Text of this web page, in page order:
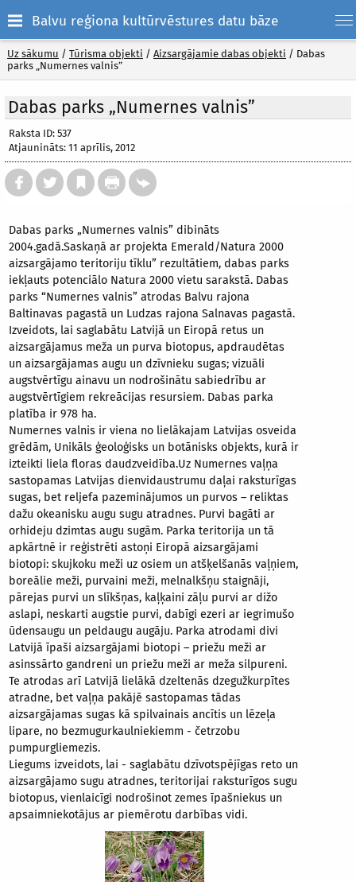
Balvu reģiona kultūrvēstures datu bāze
Uz sākumu / Tūrisma objekti / Aizsargājamie dabas objekti / Dabas
parks „Numernes valnis”
Dabas parks „Numernes valnis”
Raksta ID: 537
Atjaunināts: 11 aprīlis, 2012
Dabas parks „Numernes valnis” dibināts
2004.gadā.Saskaņā ar projekta Emerald/Natura 2000
aizsargājamo teritoriju tīklu” rezultātiem, dabas parks
iekļauts potenciālo Natura 2000 vietu sarakstā. Dabas
parks “Numernes valnis” atrodas Balvu rajona
Baltinavas pagastā un Ludzas rajona Salnavas pagastā.
Izveidots, lai saglabātu Latvijā un Eiropā retus un
aizsargājamus meža un purva biotopus, apdraudētas
un aizsargājamas augu un dzīvnieku sugas; vizuāli
augstvērtīgu ainavu un nodrošinātu sabiedrību ar
augstvērtīgiem rekreācijas resursiem. Dabas parka
platība ir 978 ha.
Numernes valnis ir viena no lielākajam Latvijas osveida
grēdām, Unikāls ģeoloģisks un botānisks objekts, kurā ir
izteikti liela floras daudzveidība.Uz Numernes vaļņa
sastopamas Latvijas dienvidaustrumu daļai raksturīgas
sugas, bet reljefa pazeminājumos un purvos – reliktas
dažu okeanisku augu sugu atradnes. Purvi bagāti ar
orhideju dzimtas augu sugām. Parka teritorija un tā
apkārtnē ir reģistrēti astoņi Eiropā aizsargājami
biotopi: skujkoku meži uz osiem un atšķelšanās vaļņiem,
boreālie meži, purvaini meži, melnalkšņu staignāji,
pārejas purvi un slīkšņas, kaļķaini zāļu purvi ar dižo
aslapi, neskarti augstie purvi, dabīgi ezeri ar iegrimušo
ūdensaugu un peldaugu augāju. Parka atrodami divi
Latvijā īpaši aizsargājami biotopi – priežu meži ar
asinssārto gandreni un priežu meži ar meža silpureni.
Te atrodas arī Latvijā lielākā dzeltenās dzegužkurpītes
atradne, bet vaļņa pakājē sastopamas tādas
aizsargājamas sugas kā spilvainais ancītis un lēzeļa
lipare, no bezmugurkaulniekiemm - četrzobu
pumpurgliemezis.
Liegums izveidots, lai - saglabātu dzīvotspējīgas reto un
aizsargājamo sugu atradnes, teritorijai raksturīgos sugu
biotopus, vienlaicīgi nodrošinot zemes īpašniekus un
apsaimniekotājus ar piemērotu darbības vidi.